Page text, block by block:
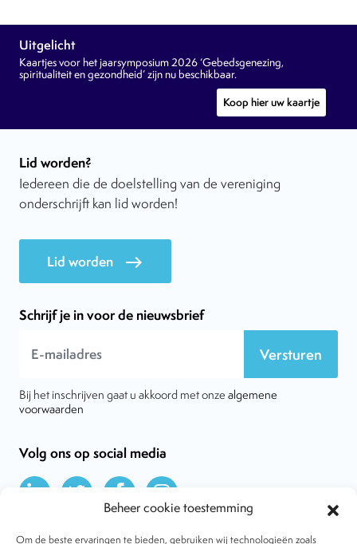
Beheer cookie toestemming
Om de beste ervaringen te bieden, gebruiken wij technologieën zoals
Uitgelicht
Kaartjes voor het jaarsymposium 2026 ‘Gebedsgenezing,
spiritualiteit en gezondheid’ zijn nu beschikbaar.
Koop hier uw kaartje
Lid worden?
Iedereen die de doelstelling van de vereniging
onderschrijft kan lid worden!
Lid worden east
Schrijf je in voor de nieuwsbrief
Versturen
Bij het inschrijven gaat u akkoord met onze algemene
voorwaarden
Volg ons op social media